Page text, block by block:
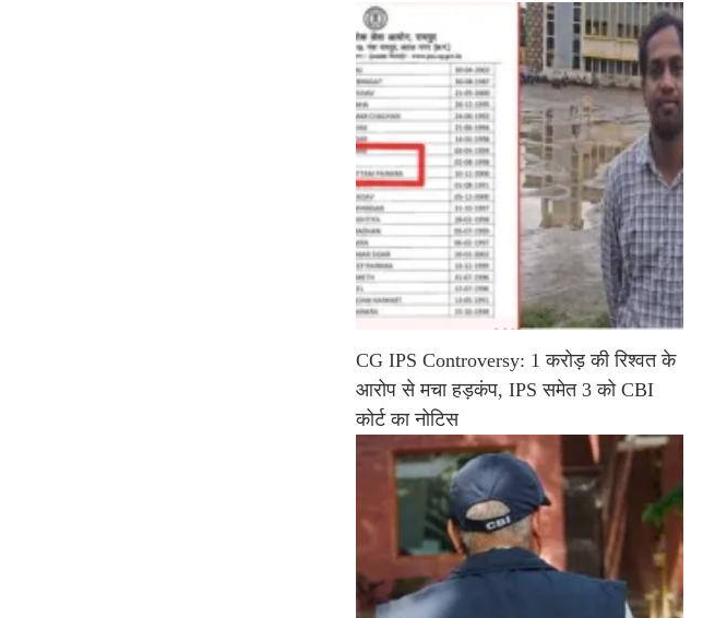
CG IPS Controversy: 1 करोड़ की रिश्वत के
आरोप से मचा हड़कंप, IPS समेत 3 को CBI
कोर्ट का नोटिस